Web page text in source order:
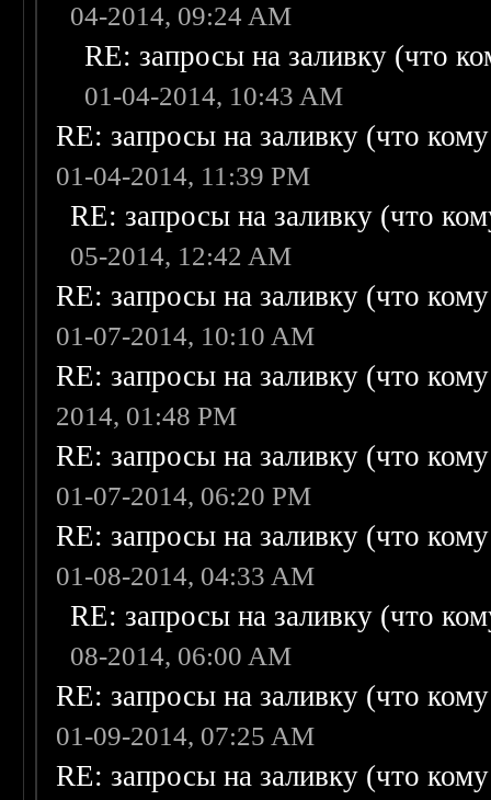
04-2014, 09:24 AM
RE: запросы на заливку (что
01-04-2014, 10:43 AM
RE: запросы на заливку (что
01-04-2014, 11:39 PM
RE: запросы на заливку (что
05-2014, 12:42 AM
RE: запросы на заливку (что
01-07-2014, 10:10 AM
RE: запросы на заливку (что
2014, 01:48 PM
RE: запросы на заливку (что
01-07-2014, 06:20 PM
RE: запросы на заливку (что
01-08-2014, 04:33 AM
RE: запросы на заливку (что
08-2014, 06:00 AM
RE: запросы на заливку (что
01-09-2014, 07:25 AM
RE: запросы на заливку (что